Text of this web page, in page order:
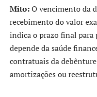
Mito:O vencimento da
recebimento do valor
indica o prazo final para
depende da saúde
contratuais da
amortizações ou